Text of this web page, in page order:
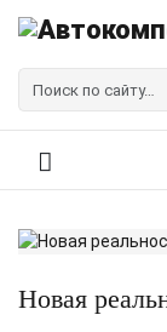
Новая